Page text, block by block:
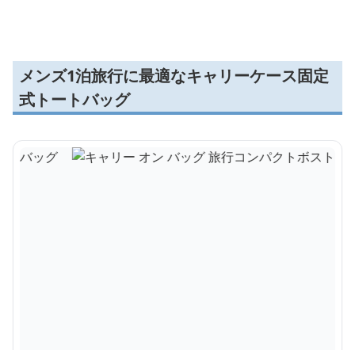
メンズ1泊旅行に最適なキャリーケース固定
式トートバッグ